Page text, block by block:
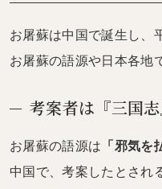
お屠蘇は中国で誕生し、
お屠蘇の語源や日本各地
考案者は『三国
お屠蘇の語源は 「邪気を
中国で、考案したとされ